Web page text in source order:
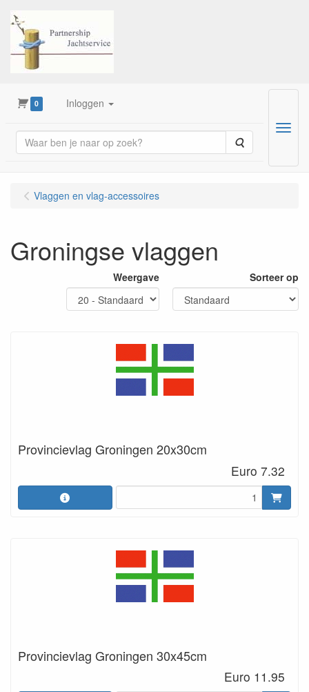
0 Inloggen
Zoeken
Menu
Vlaggen en vlag-accessoires
Groningse vlaggen
Weergave Sorteer op
Provincievlag Groningen 20x30cm
Euro 7.32
Provincievlag Groningen 30x45cm
Euro 11.95